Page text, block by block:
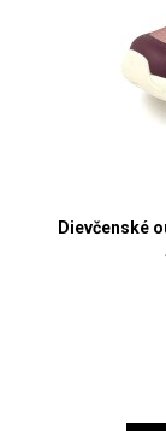
Dievčenské